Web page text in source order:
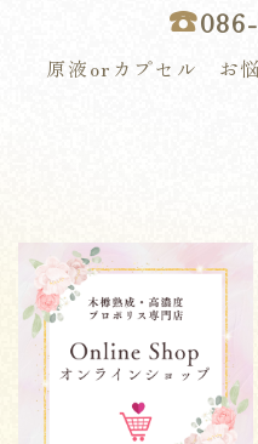
☎︎
原液orカプセル お